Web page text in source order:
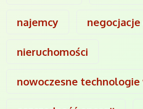
najemcy
nieruchomości
nowoczesne technologie